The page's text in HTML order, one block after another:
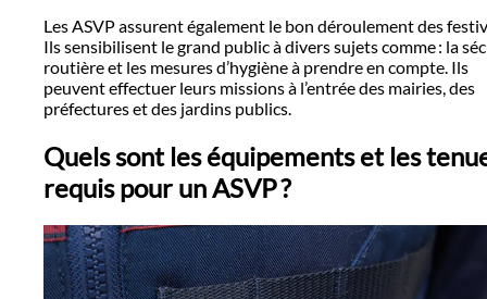
Les ASVP assurent également le bon déroulement des
Ils sensibilisent le grand public à divers sujets comme : la
routière et les mesures d’hygiène à prendre en compte. Ils
peuvent effectuer leurs missions à l’entrée des mairies, des
préfectures et des jardins publics.
Quels sont les équipements et les
requis pour un ASVP ?